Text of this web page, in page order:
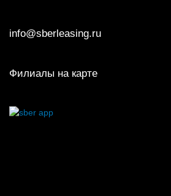
info@sberleasing.ru
Филиалы на карте